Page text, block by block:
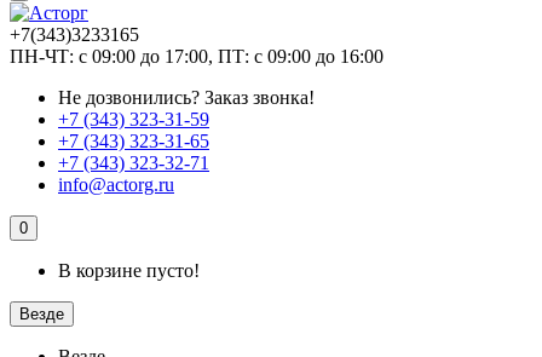
+7(343)3233165
ПН-ЧТ: с 09:00 до 17:00, ПТ: с 09:00 до 16:00
Не дозвонились? Заказ звонка!
+7 (343) 323-31-59
+7 (343) 323-31-65
+7 (343) 323-32-71
info@actorg.ru
0
В корзине пусто!
Везде